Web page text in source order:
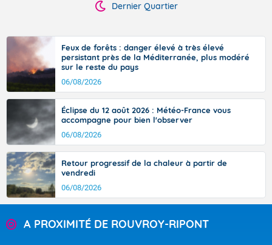
Dernier Quartier
Feux de forêts : danger élevé à très élevé
persistant près de la Méditerranée, plus modéré
sur le reste du pays
06/08/2026
Éclipse du 12 août 2026 : Météo-France vous
accompagne pour bien l'observer
06/08/2026
Retour progressif de la chaleur à partir de
vendredi
06/08/2026
A PROXIMITÉ DE ROUVROY-RIPONT